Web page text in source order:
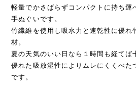
軽量でかさばらずコンパクトに持ち運
手ぬぐいです。
竹繊維を使用し吸水力と速乾性に優れ
材。
夏の天気のいい日なら１時間も経てば
優れた吸放湿性によりムレにくくべた
です。